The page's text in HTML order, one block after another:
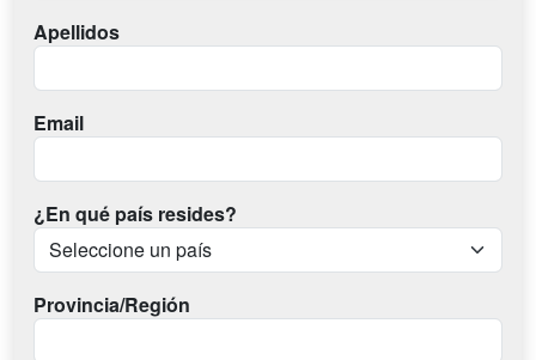
Apellidos
Email
¿En qué país resides?
Provincia/Región